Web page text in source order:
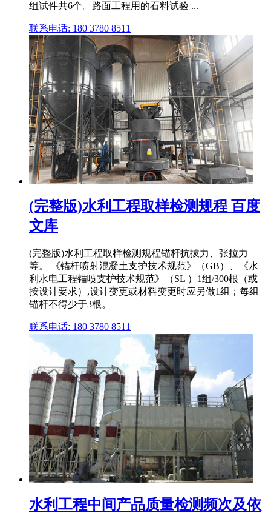
组试件共6个。路面工程用的石料试验 ...
联系电话: 180 3780 8511
(完整版)水利工程取样检测规程 百度
文库
(完整版)水利工程取样检测规程锚杆抗拔力、张拉力
等。 《锚杆喷射混凝土支护技术规范》（GB）、《水
利水电工程锚喷支护技术规范》（SL ）1组/300根（或
按设计要求）,设计变更或材料变更时应另做1组；每组
锚杆不得少于3根。
联系电话: 180 3780 8511
水利工程中间产品质量检测频次及依